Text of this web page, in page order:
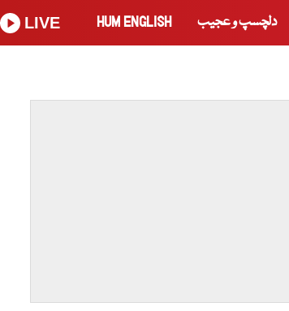
دلچسپ و عجیب HUM ENGLISH
LIVE